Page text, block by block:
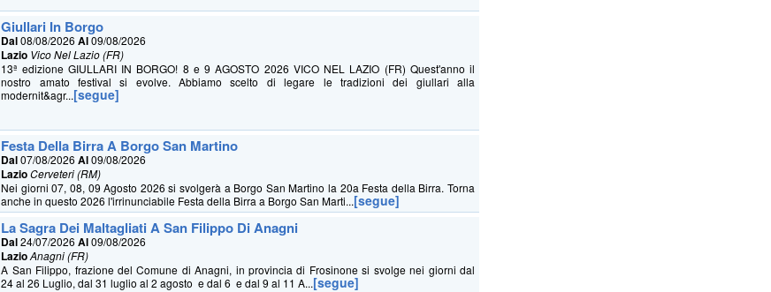
Giullari In Borgo
Dal08/08/2026Al09/08/2026
Lazio Vico Nel Lazio (FR)
13ª edizione GIULLARI IN BORGO! 8 e 9 AGOSTO 2026 VICO NEL LAZIO (FR) Quest'anno il
nostro amato festival si evolve. Abbiamo scelto di legare le tradizioni dei giullari alla
modernit&agr...[segue]
Festa Della Birra A Borgo San Martino
Dal07/08/2026Al09/08/2026
LazioCerveteri (RM)
Nei giorni 07, 08, 09 Agosto 2026 si svolgerà a Borgo San Martino la 20a Festa della Birra. Torna
anche in questo 2026 l'irrinunciabile Festa della Birra a Borgo San Marti...[segue]
La Sagra Dei Maltagliati A San Filippo Di Anagni
Dal24/07/2026Al09/08/2026
LazioAnagni (FR)
A San Filippo, frazione del Comune di Anagni, in provincia di Frosinone si svolge nei giorni dal
24 al 26 Luglio, dal 31 luglio al 2 agosto e dal 6 e dal 9 al 11 A...[segue]